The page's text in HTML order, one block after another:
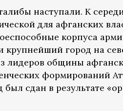
наступали. К
для афганских
корпуса
крупнейший город на
общины
формирований
был сдан в результате